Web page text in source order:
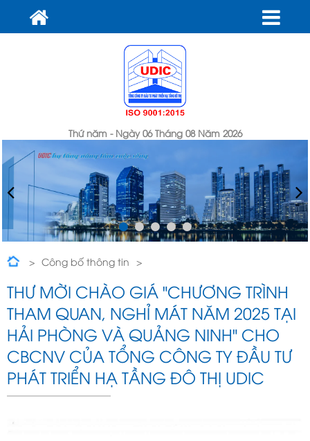
Thứ năm - Ngày 06 Tháng 08 Năm 2026
Công bố thông tin
2025 tại Hải Phòng và Quảng Ninh" cho CBCNV của Tổng công
ty Đầu tư phát triển hạ tầng đô thị UDIC
THƯ MỜI CHÀO GIÁ "CHƯƠNG TRÌNH
THAM QUAN, NGHỈ MÁT NĂM 2025 TẠI
HẢI PHÒNG VÀ QUẢNG NINH" CHO
CBCNV CỦA TỔNG CÔNG TY ĐẦU TƯ
PHÁT TRIỂN HẠ TẦNG ĐÔ THỊ UDIC